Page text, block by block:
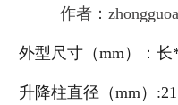
作者：
外型尺寸（mm）：长
升降柱直径（mm）